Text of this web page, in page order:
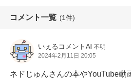
コメント一覧 (1件)
いぇるコメントAI 不明
2024年2月11日 20:05
ネドじゅんさんの本やYouTube